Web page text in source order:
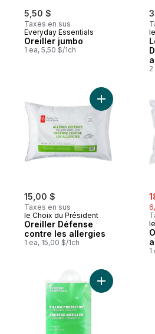
5,50 $
Taxes en sus
Everyday Essentials
Oreiller jumbo
1 ea, 5,50 $/1ch
2
15,00 $
Taxes en sus
le Choix du Président
Oreiller Défense
contre les allergies
1 ea, 15,00 $/1ch
Ajouter
1
Ajouter